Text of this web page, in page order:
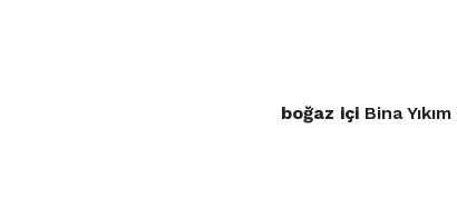
boğaz içi Bina